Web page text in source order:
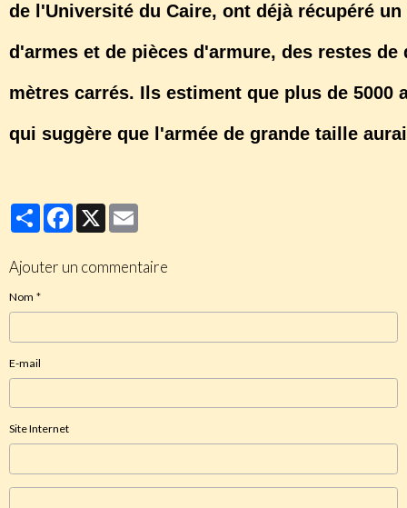
de l'Université du Caire, ont déjà récupéré
d'armes et de pièces d'armure, des restes
mètres carrés. Ils estiment que plus de
qui suggère que l'armée de grande taille
PartagerFacebook
X
Ajouter un commentaire
Nom
E-mail
Site Internet